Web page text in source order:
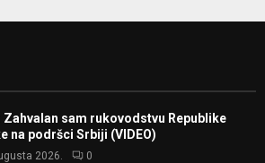
Zahvalan sam rukovodstvu Republike
na podršci Srbiji (VIDEO)
2026. 0